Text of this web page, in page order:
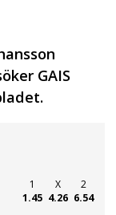
GAIS
1
1.45
X
4.26
2
6.54